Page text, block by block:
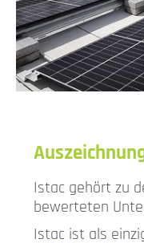
Istac gehört zu
bewerteten
Istac ist als